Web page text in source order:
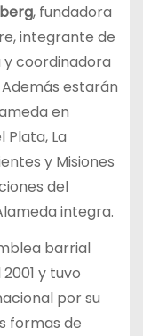
, fundadora
integrante de
y coordinadora
estarán
en
Plata, La
y Misiones
del
integra.
barrial
y tuvo
por su
formas de